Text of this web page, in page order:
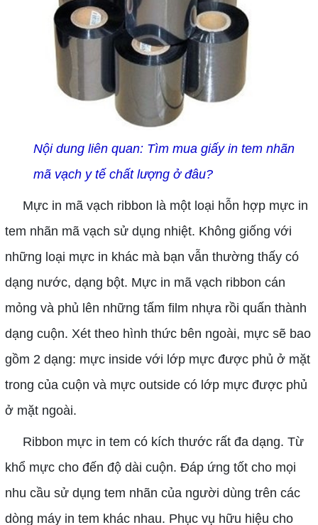
Nội dung liên quan: Tìm mua giấy in tem nhãn
mã vạch y tế chất lượng ở đâu?
Mực in mã vạch ribbon là một loại hỗn hợp mực in
tem nhãn mã vạch sử dụng nhiệt. Không giống với
những loại mực in khác mà bạn vẫn thường thấy có
dạng nước, dạng bột. Mực in mã vạch ribbon cán
mỏng và phủ lên những tấm film nhựa rồi quấn thành
dạng cuộn. Xét theo hình thức bên ngoài, mực sẽ bao
gồm 2 dạng: mực inside với lớp mực được phủ ở mặt
trong của cuộn và mực outside có lớp mực được phủ
ở mặt ngoài.
Ribbon mực in tem có kích thước rất đa dạng. Từ
khổ mực cho đến độ dài cuộn. Đáp ứng tốt cho mọi
nhu cầu sử dụng tem nhãn của người dùng trên các
dòng máy in tem khác nhau. Phục vụ hữu hiệu cho